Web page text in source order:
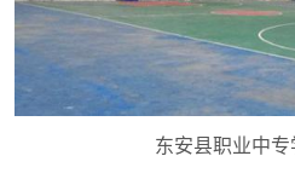
东安县职业中